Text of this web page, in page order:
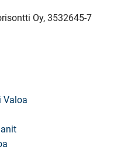
Oy, 3532645-7
Valoa